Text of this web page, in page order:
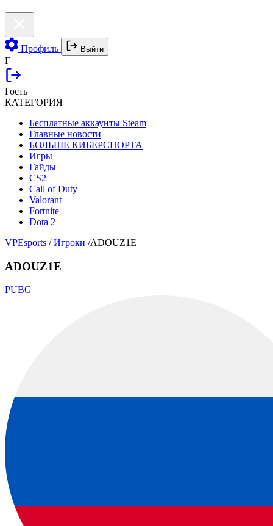
Профиль Выйти
Г
Гость
КАТЕГОРИЯ
Бесплатные аккаунты Steam
Главные новости
БОЛЬШЕ КИБЕРСПОРТА
Игры
Гайды
CS2
Call of Duty
Valorant
Fortnite
Dota 2
VPEsports / Игроки /ADOUZ1E
ADOUZ1E
PUBG